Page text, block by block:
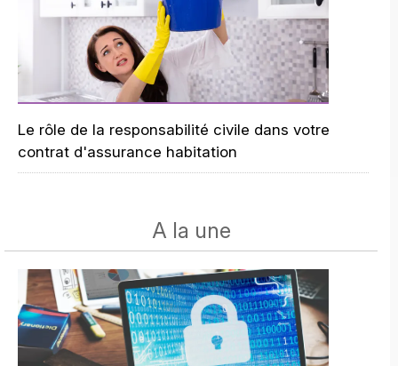
Le rôle de la responsabilité civile dans votre
contrat d'assurance habitation
A la une